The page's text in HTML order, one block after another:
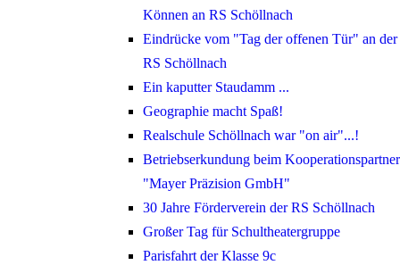
Können an RS Schöllnach
Eindrücke vom "Tag der offenen Tür" an der
RS Schöllnach
Ein kaputter Staudamm ...
Geographie macht Spaß!
Realschule Schöllnach war "on air"...!
Betriebserkundung beim Kooperationspartner
"Mayer Präzision GmbH"
30 Jahre Förderverein der RS Schöllnach
Großer Tag für Schultheatergruppe
Parisfahrt der Klasse 9c